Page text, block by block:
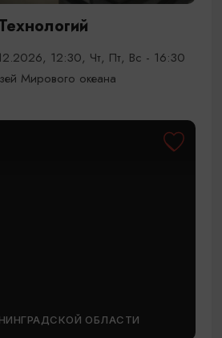
12:30, Чт, Пт, Вс - 16:30
Мирового океана
ОБЛАСТИ